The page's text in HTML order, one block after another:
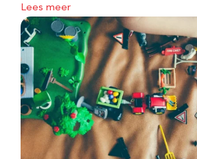
Lees meer